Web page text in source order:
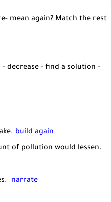
mean again? Match the rest
decrease - find a solution -
build again
of pollution would lessen.
narrate